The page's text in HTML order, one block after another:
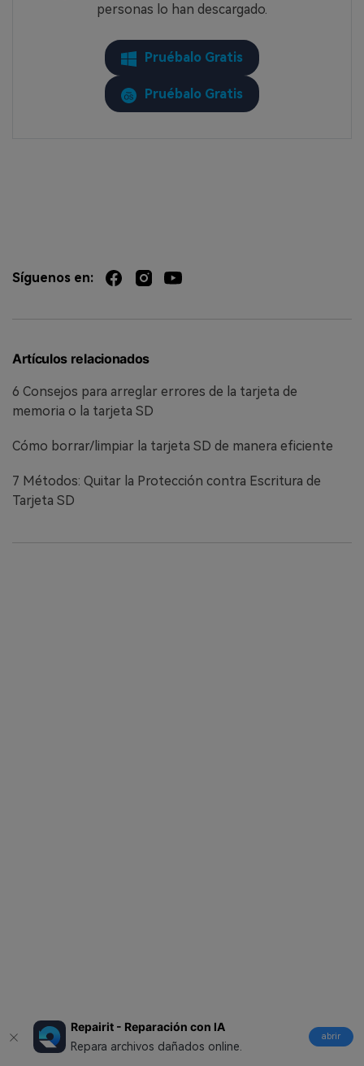
Repairit - Reparación con IA
Repara archivos dañados online.
abrir
personas lo han descargado.
Pruébalo Gratis
Pruébalo Gratis
Síguenos en:
Artículos relacionados
6 Consejos para arreglar errores de la tarjeta de
memoria o la tarjeta SD
Cómo borrar/limpiar la tarjeta SD de manera eficiente
7 Métodos: Quitar la Protección contra Escritura de
Tarjeta SD